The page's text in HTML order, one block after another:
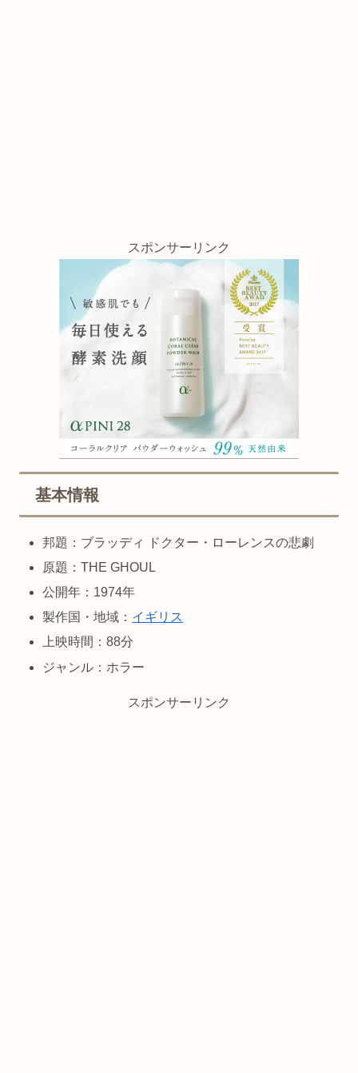
スポンサーリンク
基本情報
邦題：ブラッディ ドクター・ローレンスの悲劇
原題：THE GHOUL
公開年：1974年
製作国・地域： イギリス
上映時間：88分
ジャンル：ホラー
スポンサーリンク